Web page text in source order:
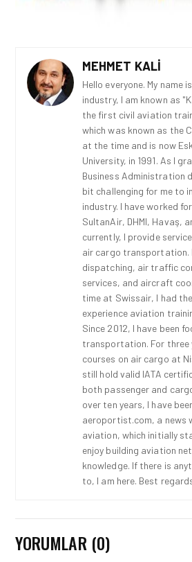
MEHMET KALI
Hello everyone. My name
industry, I am known as
the first civil aviation
which was known as the
at the time and is now
University, in 1991. As I
Business Administration
bit challenging for me to
industry. I have worked
SultanAir, DHMI, Havaş,
currently, I provide
air cargo transportation.
dispatching, air traffic
services, and aircraft
time at Swissair, I had
experience aviation
Since 2012, I have been
transportation. For three
courses on air cargo at
still hold valid IATA
both passenger and
over ten years, I have
aeroportist.com, a news
aviation, which initially
enjoy building aviation
knowledge. If there is
to, I am here. Best
YORUMLAR (0)